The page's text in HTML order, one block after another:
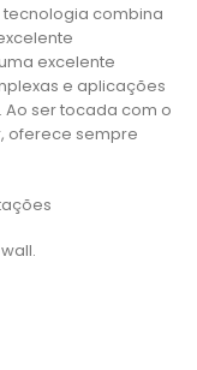
tecnologia combina
excelente
e aplicações
ser tocada com o
oferece sempre